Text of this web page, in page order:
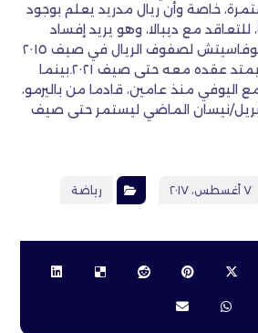
خاصة وأن ريال مدريد يعلم بوجود
مع ديبالا، وهو يريد إفساد
الصفقة عليه.وانضم كوفاسيتش لصفوف الريال في صيف ٢٠١٥
قادما من إنتر ميلان، ويمتد عقده معه حتى صيف ٢٠٢١.بينما
(٢٣ عاما) مع اليوفي منذ عامين، قادما من باليرمو،
نيسان الماضي ليستمر حتى صيف
٧ أغسطس، ٢٠١٧ رياضة